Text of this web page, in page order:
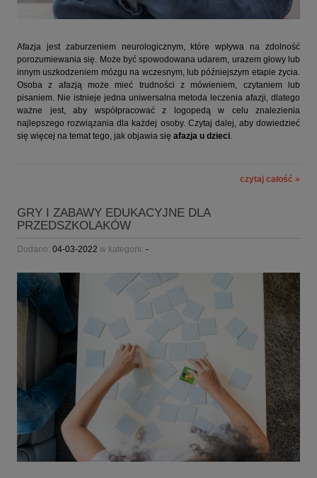
Afazja jest zaburzeniem neurologicznym, które wpływa na zdolność
porozumiewania się. Może być spowodowana udarem, urazem głowy lub
innym uszkodzeniem mózgu na wczesnym, lub późniejszym etapie życia.
Osoba z afazją może mieć trudności z mówieniem, czytaniem lub
pisaniem. Nie istnieje jedna uniwersalna metoda leczenia afazji, dlatego
ważne jest, aby współpracować z logopedą w celu znalezienia
najlepszego rozwiązania dla każdej osoby. Czytaj dalej, aby dowiedzieć
się więcej na temat tego, jak objawia się afazja u dzieci.
czytaj całość »
GRY I ZABAWY EDUKACYJNE DLA
PRZEDSZKOLAKÓW
Dodano: 04-03-2022 w kategorii: -